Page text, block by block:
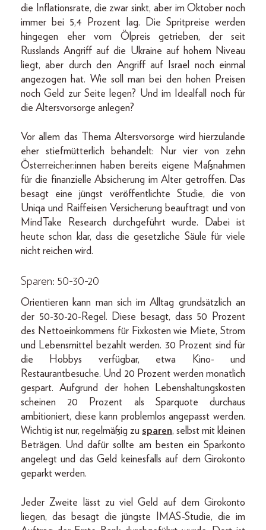
die Inflationsrate, die zwar sinkt, aber im Oktober noch
immer bei 5,4 Prozent lag. Die Spritpreise werden
hingegen eher vom Ölpreis getrieben, der seit
Russlands Angriff auf die Ukraine auf hohem Niveau
liegt, aber durch den Angriff auf Israel noch einmal
angezogen hat. Wie soll man bei den hohen Preisen
noch Geld zur Seite legen? Und im Idealfall noch für
die Altersvorsorge anlegen?
Vor allem das Thema Altersvorsorge wird hierzulande
eher stiefmütterlich behandelt: Nur vier von zehn
Österreicher:innen haben bereits eigene Maßnahmen
für die finanzielle Absicherung im Alter getroffen. Das
besagt eine jüngst veröffentlichte Studie, die von
Uniqa und Raiffeisen Versicherung beauftragt und von
MindTake Research durchgeführt wurde. Dabei ist
heute schon klar, dass die gesetzliche Säule für viele
nicht reichen wird.
Sparen: 50-30-20
Orientieren kann man sich im Alltag grundsätzlich an
der 50-30-20-Regel. Diese besagt, dass 50 Prozent
des Nettoeinkommens für Fixkosten wie Miete, Strom
und Lebensmittel bezahlt werden. 30 Prozent sind für
die Hobbys verfügbar, etwa Kino- und
Restaurantbesuche. Und 20 Prozent werden monatlich
gespart. Aufgrund der hohen Lebenshaltungskosten
scheinen 20 Prozent als Sparquote durchaus
ambitioniert, diese kann problemlos angepasst werden.
Wichtig ist nur, regelmäßig zu sparen, selbst mit kleinen
Beträgen. Und dafür sollte am besten ein Sparkonto
angelegt und das Geld keinesfalls auf dem Girokonto
geparkt werden.
Jeder Zweite lässt zu viel Geld auf dem Girokonto
liegen, das besagt die jüngste IMAS-Studie, die im